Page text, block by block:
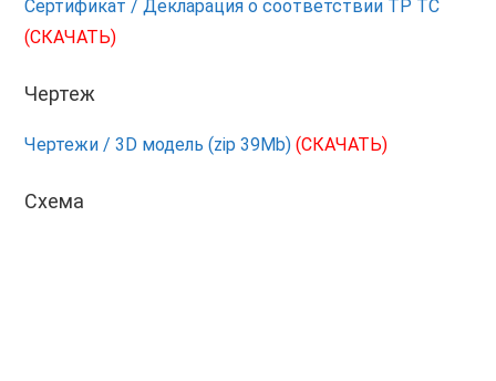
Сертификат / Декларация о соответствии ТР ТС
(СКАЧАТЬ)
Чертеж
Чертежи / 3D модель (zip 39Mb)(СКАЧАТЬ)
Схема